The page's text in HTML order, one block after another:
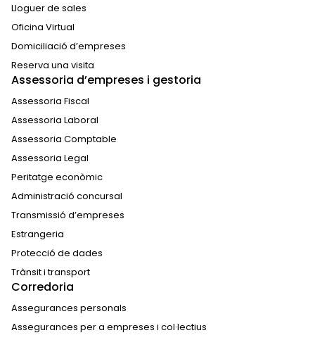
Lloguer de sales
Oficina Virtual
Domiciliació d’empreses
Reserva una visita
Assessoria d’empreses i gestoria
Assessoria Fiscal
Assessoria Laboral
Assessoria Comptable
Assessoria Legal
Peritatge econòmic
Administració concursal
Transmissió d’empreses
Estrangeria
Protecció de dades
Trànsit i transport
Corredoria
Assegurances personals
Assegurances per a empreses i col·lectius